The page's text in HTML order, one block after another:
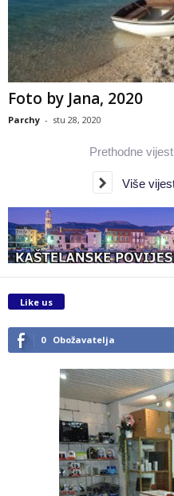
Foto by Jana, 2020
Parchy - stu 28, 2020
Prethodne
Više
Like us
0 Obožavatelja